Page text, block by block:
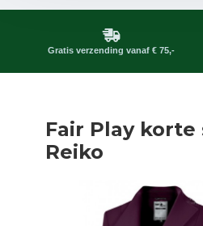
Gratis verzending vanaf € 75,-
Fair Play korte
Reiko